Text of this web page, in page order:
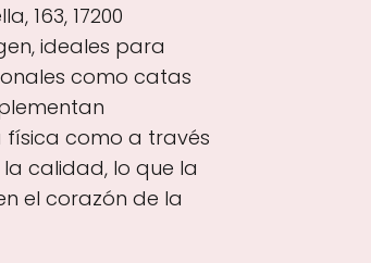
163, 17200
ideales para
como catas
como a través
la calidad, lo que la
el corazón de la